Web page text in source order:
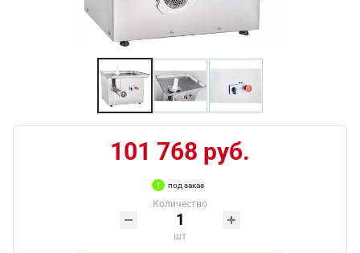
101 768 руб.
под заказ
Количество
шт